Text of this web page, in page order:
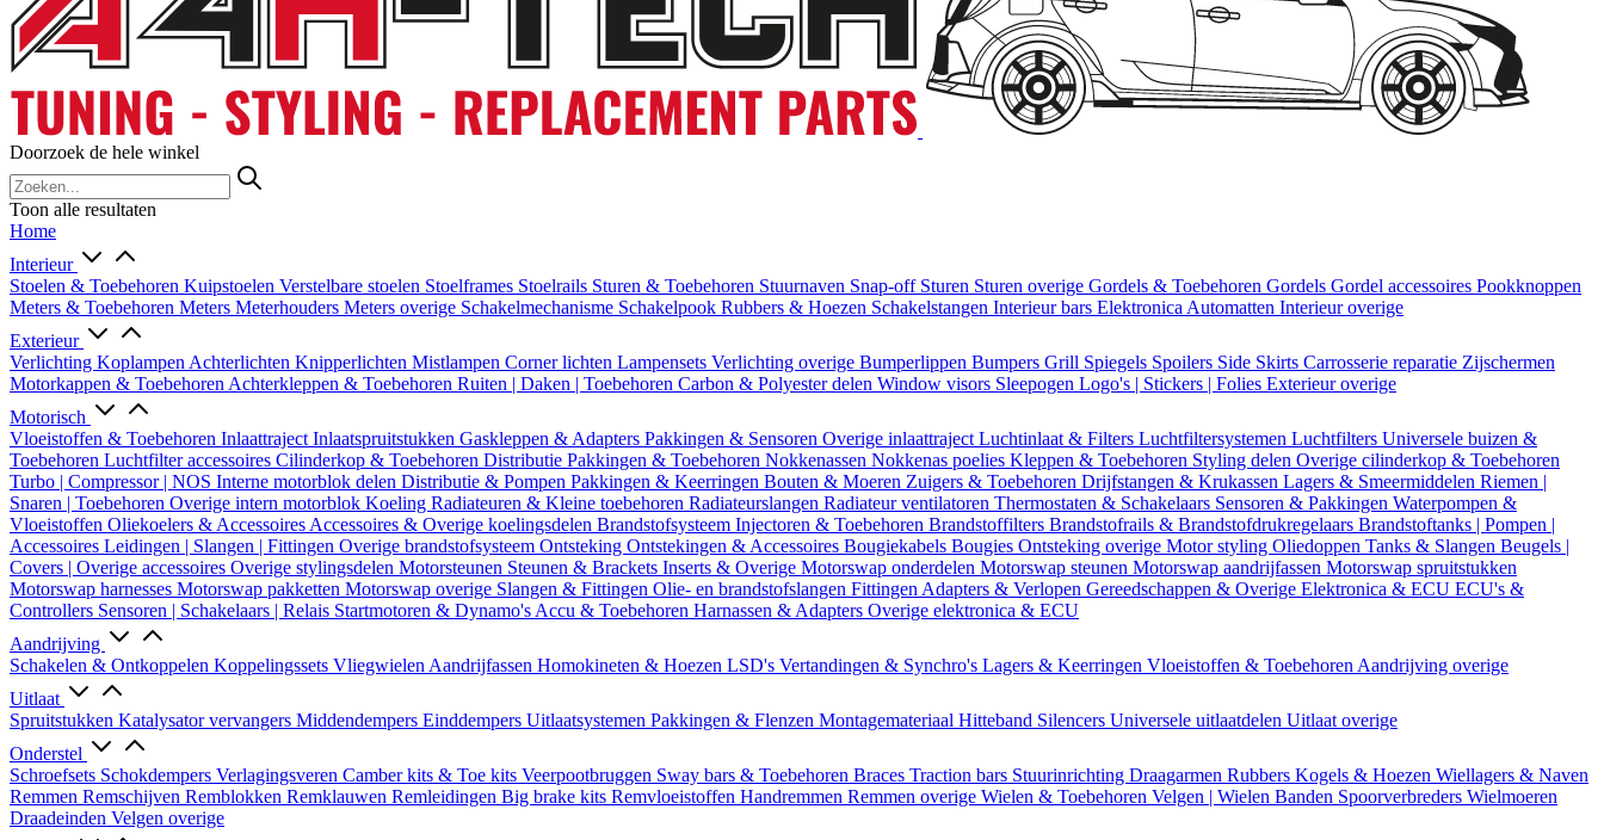
Doorzoek de hele winkel
Toon alle resultaten
Home
Interieur
Stoelen & Toebehoren Kuipstoelen Verstelbare stoelen Stoelframes Stoelrails Sturen & Toebehoren Stuurnaven Snap-off Sturen Sturen overige Gordels & Toebehoren Gordels Gordel accessoires Pookknoppen
Meters & Toebehoren Meters Meterhouders Meters overige Schakelmechanisme Schakelpook Rubbers & Hoezen Schakelstangen Interieur bars Elektronica Automatten Interieur overige
Exterieur
Verlichting Koplampen Achterlichten Knipperlichten Mistlampen Corner lichten Lampensets Verlichting overige Bumperlippen Bumpers Grill Spiegels Spoilers Side Skirts Carrosserie reparatie Zijschermen
Motorkappen & Toebehoren Achterkleppen & Toebehoren Ruiten | Daken | Toebehoren Carbon & Polyester delen Window visors Sleepogen Logo's | Stickers | Folies Exterieur overige
Motorisch
Vloeistoffen & Toebehoren Inlaattraject Inlaatspruitstukken Gaskleppen & Adapters Pakkingen & Sensoren Overige inlaattraject Luchtinlaat & Filters Luchtfiltersystemen Luchtfilters Universele buizen &
Toebehoren Luchtfilter accessoires Cilinderkop & Toebehoren Distributie Pakkingen & Toebehoren Nokkenassen Nokkenas poelies Kleppen & Toebehoren Styling delen Overige cilinderkop & Toebehoren
Turbo | Compressor | NOS Interne motorblok delen Distributie & Pompen Pakkingen & Keerringen Bouten & Moeren Zuigers & Toebehoren Drijfstangen & Krukassen Lagers & Smeermiddelen Riemen |
Snaren | Toebehoren Overige intern motorblok Koeling Radiateuren & Kleine toebehoren Radiateurslangen Radiateur ventilatoren Thermostaten & Schakelaars Sensoren & Pakkingen Waterpompen &
Vloeistoffen Oliekoelers & Accessoires Accessoires & Overige koelingsdelen Brandstofsysteem Injectoren & Toebehoren Brandstoffilters Brandstofrails & Brandstofdrukregelaars Brandstoftanks | Pompen |
Accessoires Leidingen | Slangen | Fittingen Overige brandstofsysteem Ontsteking Ontstekingen & Accessoires Bougiekabels Bougies Ontsteking overige Motor styling Oliedoppen Tanks & Slangen Beugels |
Covers | Overige accessoires Overige stylingsdelen Motorsteunen Steunen & Brackets Inserts & Overige Motorswap onderdelen Motorswap steunen Motorswap aandrijfassen Motorswap spruitstukken
Motorswap harnesses Motorswap pakketten Motorswap overige Slangen & Fittingen Olie- en brandstofslangen Fittingen Adapters & Verlopen Gereedschappen & Overige Elektronica & ECU ECU's &
Controllers Sensoren | Schakelaars | Relais Startmotoren & Dynamo's Accu & Toebehoren Harnassen & Adapters Overige elektronica & ECU
Aandrijving
Schakelen & Ontkoppelen Koppelingssets Vliegwielen Aandrijfassen Homokineten & Hoezen LSD's Vertandingen & Synchro's Lagers & Keerringen Vloeistoffen & Toebehoren Aandrijving overige
Uitlaat
Spruitstukken Katalysator vervangers Middendempers Einddempers Uitlaatsystemen Pakkingen & Flenzen Montagemateriaal Hitteband Silencers Universele uitlaatdelen Uitlaat overige
Onderstel
Schroefsets Schokdempers Verlagingsveren Camber kits & Toe kits Veerpootbruggen Sway bars & Toebehoren Braces Traction bars Stuurinrichting Draagarmen Rubbers Kogels & Hoezen Wiellagers & Naven
Remmen Remschijven Remblokken Remklauwen Remleidingen Big brake kits Remvloeistoffen Handremmen Remmen overige Wielen & Toebehoren Velgen | Wielen Banden Spoorverbreders Wielmoeren
Draadeinden Velgen overige